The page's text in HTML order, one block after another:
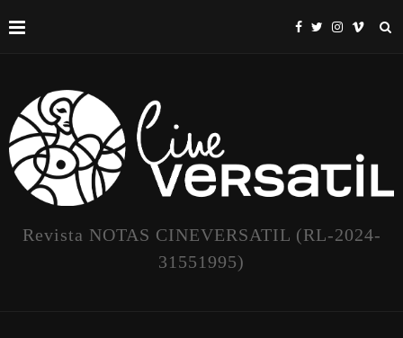
Revista NOTAS CINEVERSATIL (RL-2024-
31551995)